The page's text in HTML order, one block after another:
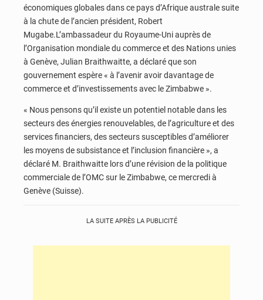
économiques globales dans ce pays d’Afrique australe suite
à la chute de l’ancien président, Robert
Mugabe.L’ambassadeur du Royaume-Uni auprès de
l’Organisation mondiale du commerce et des Nations unies
à Genève, Julian Braithwaitte, a déclaré que son
gouvernement espère « à l’avenir avoir davantage de
commerce et d’investissements avec le Zimbabwe ».
« Nous pensons qu’il existe un potentiel notable dans les
secteurs des énergies renouvelables, de l’agriculture et des
services financiers, des secteurs susceptibles d’améliorer
les moyens de subsistance et l’inclusion financière », a
déclaré M. Braithwaitte lors d’une révision de la politique
commerciale de l’OMC sur le Zimbabwe, ce mercredi à
Genève (Suisse).
LA SUITE APRÈS LA PUBLICITÉ